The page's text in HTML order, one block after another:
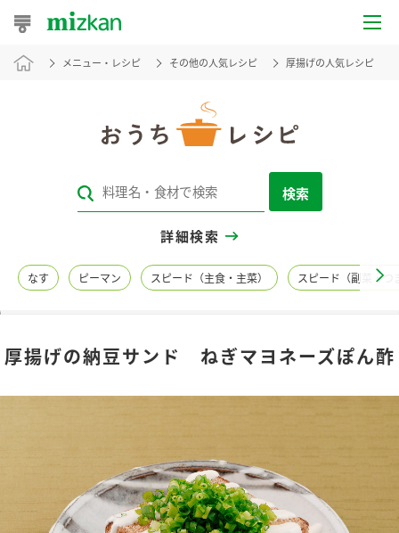
おうちレシピ
レシピカテゴリ一覧
レシピ名特集
商品情報
調味酢
キャンペーン情報
メニュー・レシピ その他の人気レシピ 厚揚げの人気レシピ
検索
詳細検索
なす ピーマン スピード（主食・主菜） スピード（副菜・つ
厚揚げの納豆サンド ねぎマヨネーズぽん酢